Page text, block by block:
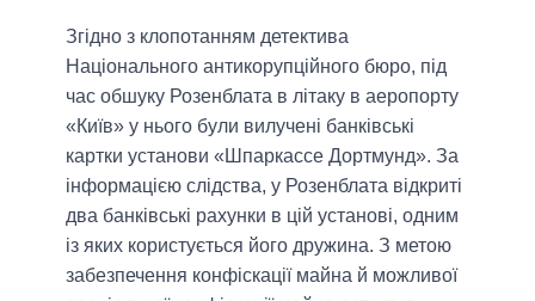
Згідно з клопотанням детектива
Національного антикорупційного бюро, під
час обшуку Розенблата в літаку в аеропорту
«Київ» у нього були вилучені банківські
картки установи «Шпаркассе Дортмунд». За
інформацією слідства, у Розенблата відкриті
два банківські рахунки в цій установі, одним
із яких користується його дружина. З метою
забезпечення конфіскації майна й можливої